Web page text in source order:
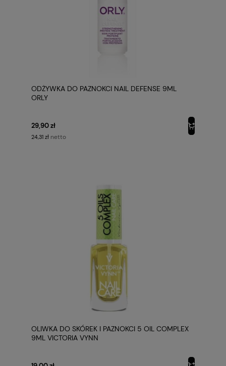
ODŻYWKA DO PAZNOKCI NAIL DEFENSE 9ML
ORLY
29,90 zł
24,31 zł netto
OLIWKA DO SKÓREK I PAZNOKCI 5 OIL COMPLEX
9ML VICTORIA VYNN